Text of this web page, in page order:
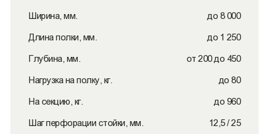
Ширина, мм. до 8 000
Длина полки, мм. до 1 250
Глубина, мм. от 200 до 450
Нагрузка на полку, кг. до 80
На секцию, кг. до 960
Шаг перфорации стойки, мм. 12,5 / 25